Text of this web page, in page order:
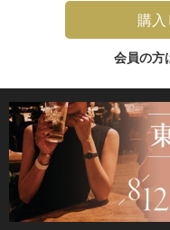
購
会員の方